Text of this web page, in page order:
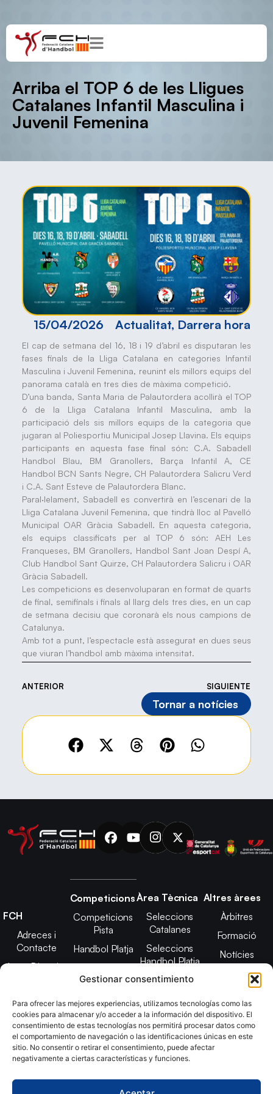
Gestionar consentimiento
Para ofrecer las mejores experiencias, utilizamos tecnologías como las
cookies para almacenar y/o acceder a la información del dispositivo. El
consentimiento de estas tecnologías nos permitirá procesar datos como
el comportamiento de navegación o las identificaciones únicas en este
sitio. No consentir o retirar el consentimiento, puede afectar
negativamente a ciertas características y funciones.
Arriba el TOP 6 de les Lligues
Catalanes Infantil Masculina i
Juvenil Femenina
15/04/2026 Actualitat, Darrera hora
El cap de setmana del 16, 18 i 19 d’abril es disputaran les
fases finals de la Lliga Catalana en categories Infantil
Masculina i Juvenil Femenina, reunint els millors equips del
panorama català en tres dies de màxima competició.
D’una banda, Santa Maria de Palautordera acollirà el TOP
6 de la Lliga Catalana Infantil Masculina, amb la
participació dels sis millors equips de la categoria que
jugaran al Poliesportiu Municipal Josep Llavina. Els equips
participants en aquesta fase final són: C.A. Sabadell
Handbol Blau, BM Granollers, Barça Infantil A, CE
Handbol BCN Sants Negre, CH Palautordera Salicru Verd
i C.A. Sant Esteve de Palautordera Blanc.
Paral·lelament, Sabadell es convertirà en l’escenari de la
Lliga Catalana Juvenil Femenina, que tindrà lloc al Pavelló
Municipal OAR Gràcia Sabadell. En aquesta categoria,
els equips classificats per al TOP 6 són: AEH Les
Franqueses, BM Granollers, Handbol Sant Joan Despí A,
Club Handbol Sant Quirze, CH Palautordera Salicru i OAR
Gràcia Sabadell.
Les competicions es desenvoluparan en format de quarts
de final, semifinals i finals al llarg dels tres dies, en un cap
de setmana decisiu que coronarà els nous campions de
Catalunya.
Amb tot a punt, l’espectacle està assegurat en dues seus
que viuran l’handbol amb màxima intensitat.
ANTERIOR SIGUIENTE
Tornar a notícies
FCH
Adreces i
Contacte
Junta Directiva
2025
Estatuts
Transparència
Imatge
Competicions
Competicions
Pista
Handbol Platja
Àrea Tècnica
Seleccions
Catalanes
Seleccions
Handbol Platja
Tecnificació
CATH
Promoció
Altres àrees
Àrbitres
Formació
Notícies
Adreces de
contacte